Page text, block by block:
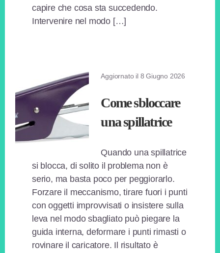
capire che cosa sta succedendo.
Intervenire nel modo […]
Aggiornato il 8 Giugno 2026
Come sbloccare
una spillatrice
Quando una spillatrice
si blocca, di solito il problema non è
serio, ma basta poco per peggiorarlo.
Forzare il meccanismo, tirare fuori i punti
con oggetti improvvisati o insistere sulla
leva nel modo sbagliato può piegare la
guida interna, deformare i punti rimasti o
rovinare il caricatore. Il risultato è